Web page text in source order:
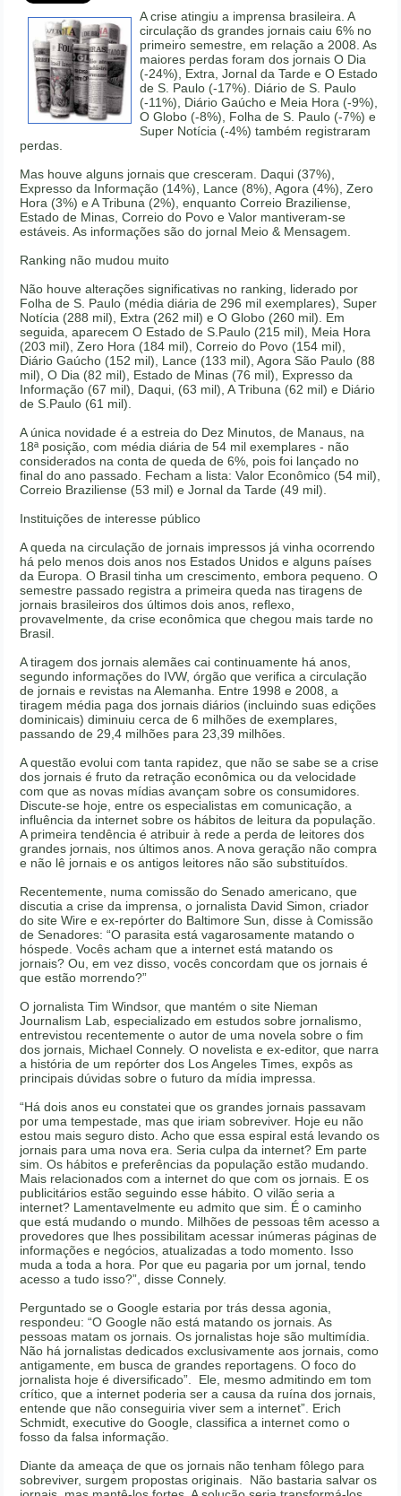
A crise atingiu a imprensa brasileira. A
circulação ds grandes jornais caiu 6% no
primeiro semestre, em relação a 2008. As
maiores perdas foram dos jornais O Dia
(-24%), Extra, Jornal da Tarde e O Estado
de S. Paulo (-17%). Diário de S. Paulo
(-11%), Diário Gaúcho e Meia Hora (-9%),
O Globo (-8%), Folha de S. Paulo (-7%) e
Super Notícia (-4%) também registraram
perdas.
Mas houve alguns jornais que cresceram. Daqui (37%),
Expresso da Informação (14%), Lance (8%), Agora (4%), Zero
Hora (3%) e A Tribuna (2%), enquanto Correio Braziliense,
Estado de Minas, Correio do Povo e Valor mantiveram-se
estáveis. As informações são do jornal Meio & Mensagem.
Ranking não mudou muito
Não houve alterações significativas no ranking, liderado por
Folha de S. Paulo (média diária de 296 mil exemplares), Super
Notícia (288 mil), Extra (262 mil) e O Globo (260 mil). Em
seguida, aparecem O Estado de S.Paulo (215 mil), Meia Hora
(203 mil), Zero Hora (184 mil), Correio do Povo (154 mil),
Diário Gaúcho (152 mil), Lance (133 mil), Agora São Paulo (88
mil), O Dia (82 mil), Estado de Minas (76 mil), Expresso da
Informação (67 mil), Daqui, (63 mil), A Tribuna (62 mil) e Diário
de S.Paulo (61 mil).
A única novidade é a estreia do Dez Minutos, de Manaus, na
18ª posição, com média diária de 54 mil exemplares - não
considerados na conta de queda de 6%, pois foi lançado no
final do ano passado. Fecham a lista: Valor Econômico (54 mil),
Correio Braziliense (53 mil) e Jornal da Tarde (49 mil).
Instituições de interesse público
A queda na circulação de jornais impressos já vinha ocorrendo
há pelo menos dois anos nos Estados Unidos e alguns países
da Europa. O Brasil tinha um crescimento, embora pequeno. O
semestre passado registra a primeira queda nas tiragens de
jornais brasileiros dos últimos dois anos, reflexo,
provavelmente, da crise econômica que chegou mais tarde no
Brasil.
A tiragem dos jornais alemães cai continuamente há anos,
segundo informações do IVW, órgão que verifica a circulação
de jornais e revistas na Alemanha. Entre 1998 e 2008, a
tiragem média paga dos jornais diários (incluindo suas edições
dominicais) diminuiu cerca de 6 milhões de exemplares,
passando de 29,4 milhões para 23,39 milhões.
A questão evolui com tanta rapidez, que não se sabe se a crise
dos jornais é fruto da retração econômica ou da velocidade
com que as novas mídias avançam sobre os consumidores.
Discute-se hoje, entre os especialistas em comunicação, a
influência da internet sobre os hábitos de leitura da população.
A primeira tendência é atribuir à rede a perda de leitores dos
grandes jornais, nos últimos anos. A nova geração não compra
e não lê jornais e os antigos leitores não são substituídos.
Recentemente, numa comissão do Senado americano, que
discutia a crise da imprensa, o jornalista David Simon, criador
do site Wire e ex-repórter do Baltimore Sun, disse à Comissão
de Senadores: “O parasita está vagarosamente matando o
hóspede. Vocês acham que a internet está matando os
jornais? Ou, em vez disso, vocês concordam que os jornais é
que estão morrendo?”
O jornalista Tim Windsor, que mantém o site Nieman
Journalism Lab, especializado em estudos sobre jornalismo,
entrevistou recentemente o autor de uma novela sobre o fim
dos jornais, Michael Connely. O novelista e ex-editor, que narra
a história de um repórter dos Los Angeles Times, expôs as
principais dúvidas sobre o futuro da mídia impressa.
“Há dois anos eu constatei que os grandes jornais passavam
por uma tempestade, mas que iriam sobreviver. Hoje eu não
estou mais seguro disto. Acho que essa espiral está levando os
jornais para uma nova era. Seria culpa da internet? Em parte
sim. Os hábitos e preferências da população estão mudando.
Mais relacionados com a internet do que com os jornais. E os
publicitários estão seguindo esse hábito. O vilão seria a
internet? Lamentavelmente eu admito que sim. É o caminho
que está mudando o mundo. Milhões de pessoas têm acesso a
provedores que lhes possibilitam acessar inúmeras páginas de
informações e negócios, atualizadas a todo momento. Isso
muda a toda a hora. Por que eu pagaria por um jornal, tendo
acesso a tudo isso?”, disse Connely.
Perguntado se o Google estaria por trás dessa agonia,
respondeu: “O Google não está matando os jornais. As
pessoas matam os jornais. Os jornalistas hoje são multimídia.
Não há jornalistas dedicados exclusivamente aos jornais, como
antigamente, em busca de grandes reportagens. O foco do
jornalista hoje é diversificado”. Ele, mesmo admitindo em tom
crítico, que a internet poderia ser a causa da ruína dos jornais,
entende que não conseguiria viver sem a internet”. Erich
Schmidt, executive do Google, classifica a internet como o
fosso da falsa informação.
Diante da ameaça de que os jornais não tenham fôlego para
sobreviver, surgem propostas originais. Não bastaria salvar os